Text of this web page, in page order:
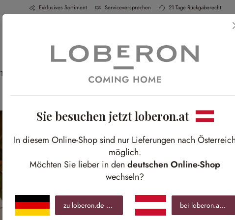
Exklusives Sortiment Serviceversprechen 21 Tage Rückgaberecht
Tisch & Küche Schlafen Bad
Best-
Sie besuchen jetzt loberon.at
In diesem Online-Shop sind nur Lieferungen nach Österreich
möglich.
Möchten Sie lieber in den deutschen Online-Shop
wechseln?
zu loberon.de bei loberon.at